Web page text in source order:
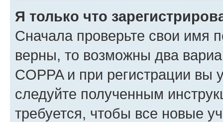
Я только что
Сначала проверьте свои имя
верны, то возможны два
COPPA и при регистрации вы
следуйте полученным
требуется, чтобы все новые